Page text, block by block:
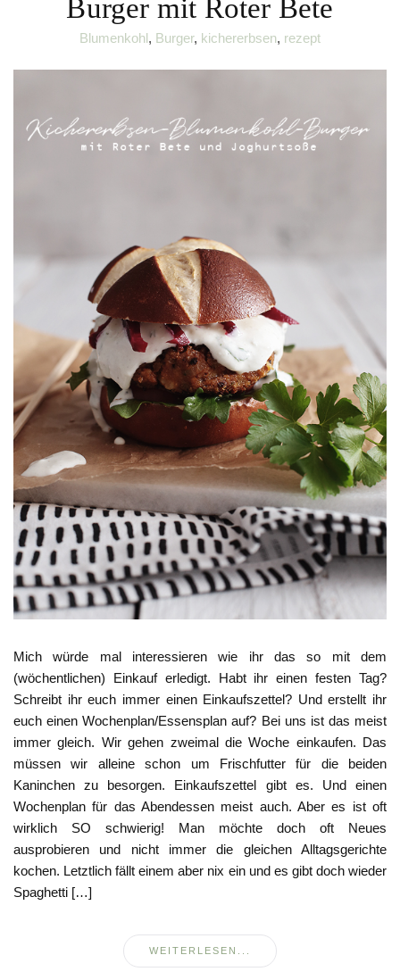
Burger mit Roter Bete
Blumenkohl, Burger, kichererbsen, rezept
Mich würde mal interessieren wie ihr das so mit dem
(wöchentlichen) Einkauf erledigt. Habt ihr einen festen Tag?
Schreibt ihr euch immer einen Einkaufszettel? Und erstellt ihr
euch einen Wochenplan/Essensplan auf? Bei uns ist das meist
immer gleich. Wir gehen zweimal die Woche einkaufen. Das
müssen wir alleine schon um Frischfutter für die beiden
Kaninchen zu besorgen. Einkaufszettel gibt es. Und einen
Wochenplan für das Abendessen meist auch. Aber es ist oft
wirklich SO schwierig! Man möchte doch oft Neues
ausprobieren und nicht immer die gleichen Alltagsgerichte
kochen. Letztlich fällt einem aber nix ein und es gibt doch wieder
Spaghetti […]
WEITERLESEN...